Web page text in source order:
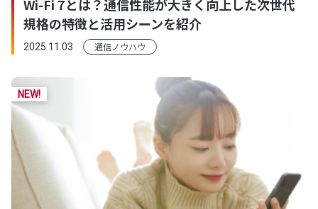
Wi-Fi 7とは？通信性能が大きく向上した次世代
規格の特徴と活用シーンを紹介
2025.11.03 通信ノウハウ